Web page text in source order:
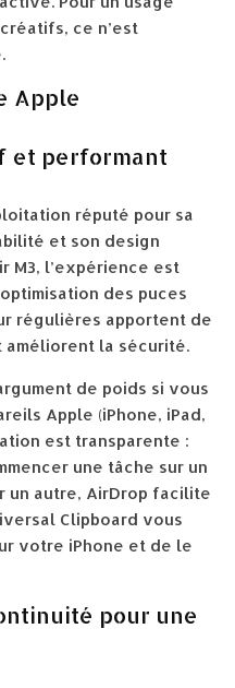
ce n’est
Apple
et performant
réputé pour sa
et son design
M3, l’expérience est
des puces
régulières apportent de
la sécurité.
de poids si vous
Apple (iPhone, iPad,
est transparente :
une tâche sur un
un autre, AirDrop facilite
Clipboard vous
votre iPhone et de le
pour une